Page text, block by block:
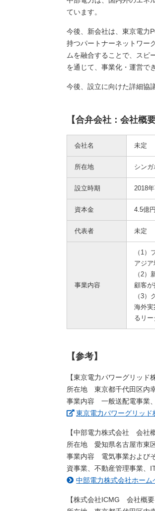
ています。
今後、新会社は、東京電力
持つパートナーネットワー
ムを融合することで、スピ
を通じて、事業化・運営で
今後、設立に向けた詳細協
【合弁会社：会社概要
会社名 未定
所在地 シン
設立時期 2018
資本金 4.5億円
代表者 未定
事業内容
（1
アジ
（2
顧客
（3
海外
るリ
【参考】
【東京電力パワーグリッ
所在地 東京都千代田区内
事業内容 一般送配電事業
東京電力パワーグリッ
【中部電力株式会社 会社
所在地 愛知県名古屋市東
事業内容 電気事業および
資事業、不動産管理事業、
中部電力株式会社ホーム
【株式会社ICMG 会社概要